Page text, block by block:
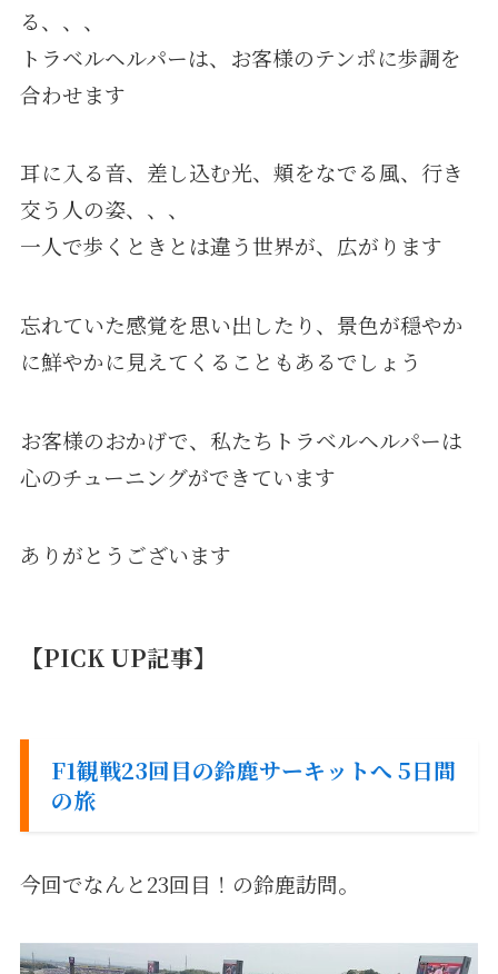
る、、、
トラベルヘルパーは、お客様のテンポに歩調を
合わせます
耳に入る音、差し込む光、頬をなでる風、行き
交う人の姿、、、
一人で歩くときとは違う世界が、広がります
忘れていた感覚を思い出したり、景色が穏やか
に鮮やかに見えてくることもあるでしょう
お客様のおかげで、私たちトラベルヘルパーは
心のチューニングができています
ありがとうございます
【PICK UP記事】
F1観戦23回目の鈴鹿サーキットへ 5日間
の旅
今回でなんと23回目！の鈴鹿訪問。